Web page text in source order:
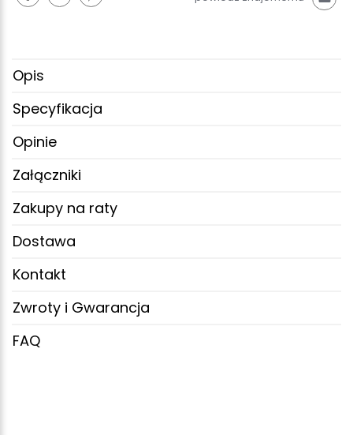
Opis
Specyfikacja
Opinie
Załączniki
Zakupy na raty
Dostawa
Kontakt
Zwroty i Gwarancja
FAQ